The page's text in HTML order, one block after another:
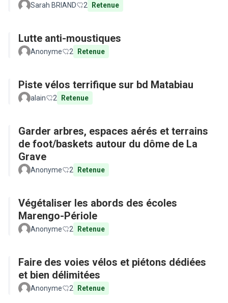
Sarah BRIAND 2 Retenue
Lutte anti-moustiques
Anonyme 2 Retenue
Piste vélos terrifique sur bd Matabiau
alain 2 Retenue
Garder arbres, espaces aérés et terrains
de foot/baskets autour du dôme de La
Grave
Anonyme 2 Retenue
Végétaliser les abords des écoles
Marengo-Périole
Anonyme 2 Retenue
Faire des voies vélos et piétons dédiées
et bien délimitées
Anonyme 2 Retenue